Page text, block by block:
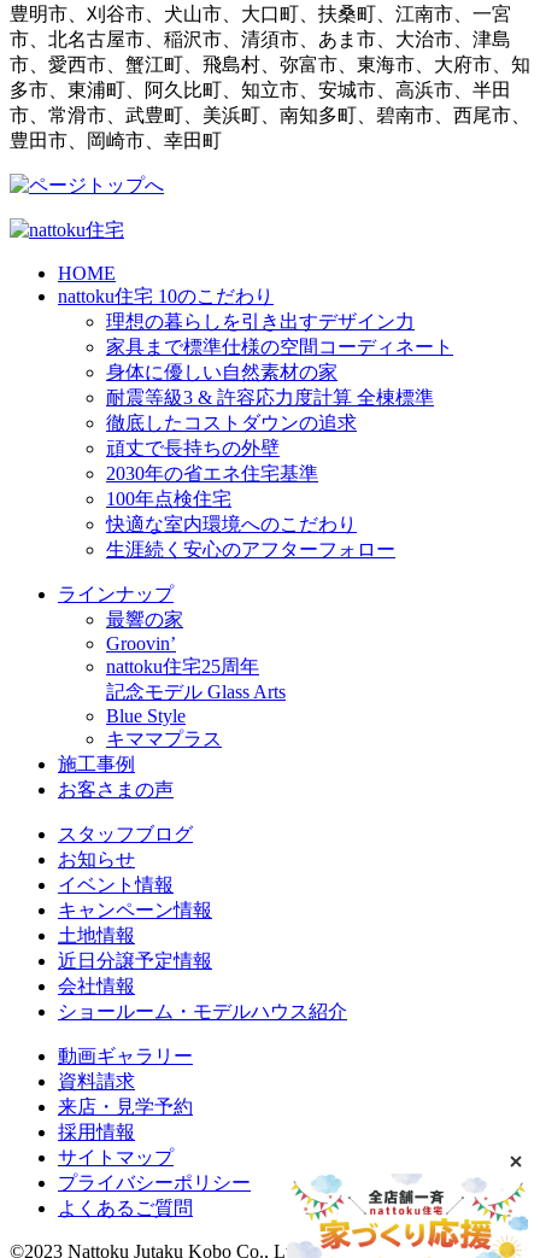
豊明市、刈谷市、犬山市、大口町、扶桑町、江南市、一宮
市、北名古屋市、稲沢市、清須市、あま市、大治市、津島
市、愛西市、蟹江町、飛島村、弥富市、東海市、大府市、知
多市、東浦町、阿久比町、知立市、安城市、高浜市、半田
市、常滑市、武豊町、美浜町、南知多町、碧南市、西尾市、
豊田市、岡崎市、幸田町
HOME
nattoku住宅 10のこだわり
理想の暮らしを引き出すデザイン力
家具まで標準仕様の空間コーディネート
身体に優しい自然素材の家
耐震等級3 & 許容応力度計算 全棟標準
徹底したコストダウンの追求
頑丈で長持ちの外壁
2030年の省エネ住宅基準
100年点検住宅
快適な室内環境へのこだわり
生涯続く安心のアフターフォロー
ラインナップ
最響の家
Groovin’
nattoku住宅25周年
記念モデル Glass Arts
Blue Style
キママプラス
施工事例
お客さまの声
スタッフブログ
お知らせ
イベント情報
キャンペーン情報
土地情報
近日分譲予定情報
会社情報
ショールーム・モデルハウス紹介
動画ギャラリー
資料請求
来店・見学予約
採用情報
サイトマップ
プライバシーポリシー
よくあるご質問
©2023 Nattoku Jutaku Kobo Co., Ltd.